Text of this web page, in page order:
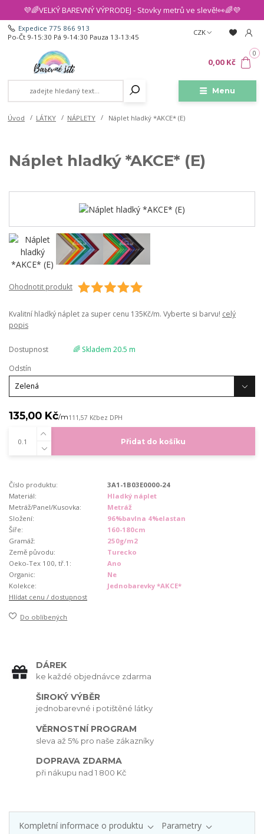
💜🌈VELKÝ BAREVNÝ VÝPRODEJ - Stovky metrů ve slevě!👀🌈💜
Menu
CZK
Expedice 775 866 913
Po-Čt 9-15:30 Pá 9-14:30 Pauza 13-13:45
0
0,00 Kč
Úvod LÁTKY NÁPLETY Náplet hladký *AKCE* (E)
Náplet hladký *AKCE* (E)
Ohodnotit produkt
Kvalitní hladký náplet za super cenu 135Kč/m. Vyberte si barvu! celý
popis
Dostupnost
🌈 Skladem 20.5 m
Odstín
135,00 Kč/m111,57 Kčbez DPH
Přidat do košíku
Číslo produktu:
3A1-1B03E0000-24
Materiál:
Hladký náplet
Metráž/Panel/Kusovka:
Metráž
Složení:
96%bavlna 4%elastan
Šíře:
160-180cm
Gramáž:
250g/m2
Země původu:
Turecko
Oeko-Tex 100, tř.1:
Ano
Organic:
Ne
Kolekce:
Jednobarevky *AKCE*
Hlídat cenu / dostupnost
Do oblíbených
DÁREK
ke každé objednávce zdarma
ŠIROKÝ VÝBĚR
jednobarevné i potištěné látky
VĚRNOSTNÍ PROGRAM
sleva až 5% pro naše zákazníky
DOPRAVA ZDARMA
při nákupu nad 1 800 Kč
Kompletní informace o produktu
Parametry